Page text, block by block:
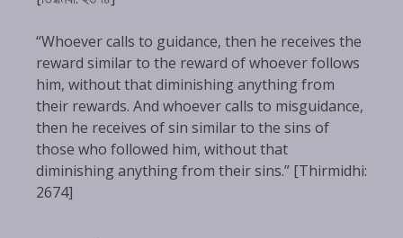
“Whoever calls to guidance, then he receives the
reward similar to the reward of whoever follows
him, without that diminishing anything from
their rewards. And whoever calls to misguidance,
then he receives of sin similar to the sins of
those who followed him, without that
diminishing anything from their sins.” [Thirmidhi:
2674]